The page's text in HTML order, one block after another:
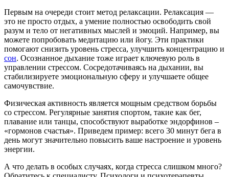
Первым на очереди стоит метод релаксации. Релаксация —
это не просто отдых, а умение полностью освободить свой
разум и тело от негативных мыслей и эмоций. Например, вы
можете попробовать медитацию или йогу. Эти практики
помогают снизить уровень стресса, улучшить концентрацию и
сон. Осознанное дыхание тоже играет ключевую роль в
управлении стрессом. Сосредотачиваясь на дыхании, вы
стабилизируете эмоциональную сферу и улучшаете общее
самочувствие.
Физическая активность является мощным средством борьбы
со стрессом. Регулярные занятия спортом, такие как бег,
плавание или танцы, способствуют выработке эндорфинов –
«гормонов счастья». Приведем пример: всего 30 минут бега в
день могут значительно повысить ваше настроение и уровень
энергии.
А что делать в особых случаях, когда стресса слишком много?